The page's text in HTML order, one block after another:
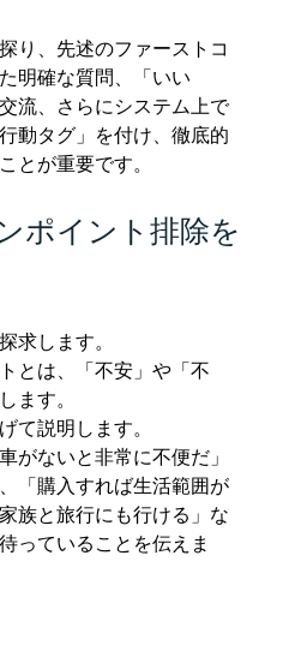
り、先述のファーストコ
明確な質問、「いい
流、さらにシステム上で
動タグ」を付け、徹底的
とが重要です。
ポイント排除を
求します。
とは、「不安」や「不
ます。
て説明します。
がないと非常に不便だ」
「購入すれば生活範囲が
族と旅行にも行ける」な
っていることを伝えま